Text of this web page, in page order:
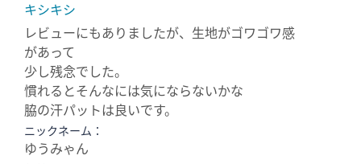
キシキシ
レビューにもありましたが、生地がゴワゴワ感
があって
少し残念でした。
慣れるとそんなには気にならないかな
脇の汗パットは良いです。
ニックネーム：
ゆうみゃん